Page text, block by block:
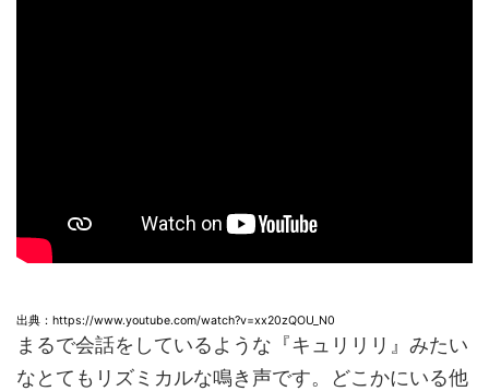
出典：https://www.youtube.com/watch?v=xx20zQOU_N0
まるで会話をしているような『キュリリリ』みたい
なとてもリズミカルな鳴き声です。どこかにいる他